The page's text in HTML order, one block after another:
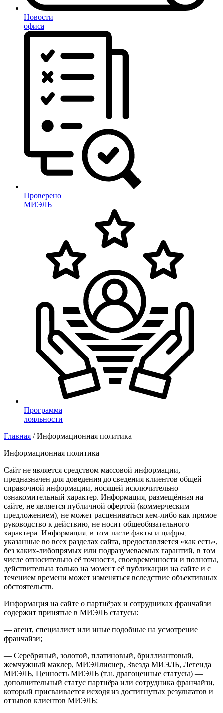
Новости
офиса
Проверено
МИЭЛЬ
Программа
лояльности
Главная /Информационная политика
Информационная политика
Сайт не является средством массовой информации,
предназначен для доведения до сведения клиентов общей
справочной информации, носящей исключительно
ознакомительный характер. Информация, размещённая на
сайте, не является публичной офертой (коммерческим
предложением), не может расцениваться кем-либо как прямое
руководство к действию, не носит общеобязательного
характера. Информация, в том числе факты и цифры,
указанные во всех разделах сайта, предоставляется «как есть»,
без каких-либопрямых или подразумеваемых гарантий, в том
числе относительно её точности, своевременности и полноты,
действительна только на момент её публикации на сайте и с
течением времени может изменяться вследствие объективных
обстоятельств.
Информация на сайте о партнёрах и сотрудниках франчайзи
содержит принятые в МИЭЛЬ статусы:
— агент, специалист или иные подобные на усмотрение
франчайзи;
— Серебряный, золотой, платиновый, бриллиантовый,
жемчужный маклер, МИЭЛлионер, Звезда МИЭЛЬ, Легенда
МИЭЛЬ, Ценность МИЭЛЬ (т.н. драгоценные статусы) —
дополнительный статус партнёра или сотрудника франчайзи,
который присваивается исходя из достигнутых результатов и
отзывов клиентов МИЭЛЬ;